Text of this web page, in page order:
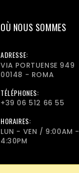
OÙ NOUS SOMMES
ADRESSE:
VIA PORTUENSE 949
00148 - ROMA
TÉLÉPHONES:
+39 06 512 66 55
HORAIRES:
LUN - VEN / 9:00AM -
4:30PM